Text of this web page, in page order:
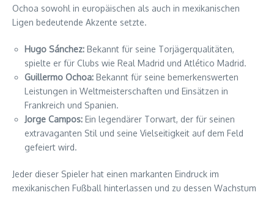
Ochoa sowohl in europäischen als auch in mexikanischen
Ligen bedeutende Akzente setzte.
Hugo Sánchez: Bekannt für seine Torjägerqualitäten,
spielte er für Clubs wie Real Madrid und Atlético Madrid.
Guillermo Ochoa: Bekannt für seine bemerkenswerten
Leistungen in Weltmeisterschaften und Einsätzen in
Frankreich und Spanien.
Jorge Campos: Ein legendärer Torwart, der für seinen
extravaganten Stil und seine Vielseitigkeit auf dem Feld
gefeiert wird.
Jeder dieser Spieler hat einen markanten Eindruck im
mexikanischen Fußball hinterlassen und zu dessen Wachstum